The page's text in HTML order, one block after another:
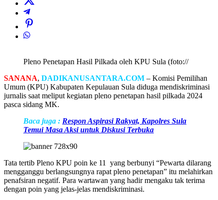
Pleno Penetapan Hasil Pilkada oleh KPU Sula (foto://
SANANA, DADIKANUSANTARA.COM – Komisi Pemilihan
Umum (KPU) Kabupaten Kepulauan Sula diduga mendiskriminasi
jurnalis saat meliput kegiatan pleno penetapan hasil pilkada 2024
pasca sidang MK.
Baca juga : Respon Aspirasi Rakyat, Kapolres Sula
Temui Masa Aksi untuk Diskusi Terbuka
Tata tertib Pleno KPU poin ke 11 yang berbunyi “Pewarta dilarang
mengganggu berlangsungnya rapat pleno penetapan” itu melahirkan
penafsiran negatif. Para wartawan yang hadir mengaku tak terima
dengan poin yang jelas-jelas mendiskriminasi.